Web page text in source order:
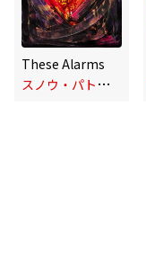
These Alarms
ス
ノウ・パトロール